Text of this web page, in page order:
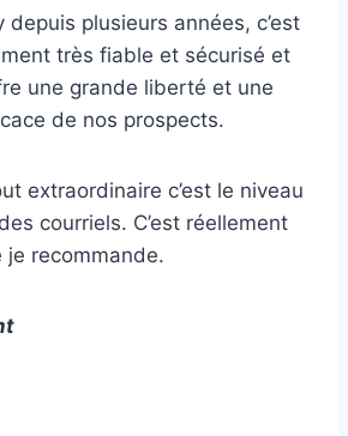
depuis plusieurs années, c’est
très fiable et sécurisé et
une grande liberté et une
de nos prospects.
extraordinaire c’est le niveau
courriels. C’est réellement
je recommande.